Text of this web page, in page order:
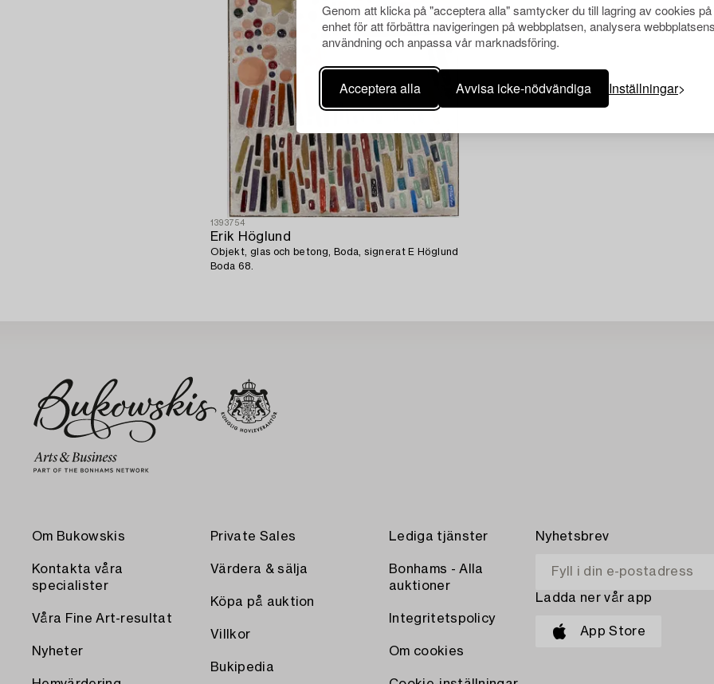
Genom att klicka på "acceptera alla" samtycker du till lagring av cookies
enhet för att förbättra navigeringen på webbplatsen, analysera webbplatsens
användning och anpassa vår marknadsföring.
Acceptera alla Avvisa icke-nödvändiga Inställningar
1393754
Erik Höglund
Objekt, glas och betong, Boda, signerat E Höglund
Boda 68.
Om Bukowskis
Kontakta våra
specialister
Våra Fine Art-resultat
Nyheter
Private Sales
Värdera & sälja
Köpa på auktion
Villkor
Bukipedia
Lediga tjänster
Bonhams - Alla
auktioner
Integritetspolicy
Om cookies
Nyhetsbrev
Ladda ner vår app
App Store